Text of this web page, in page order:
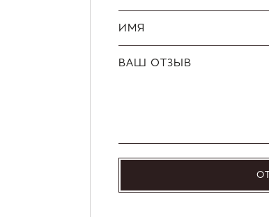
ИМЯ
ВАШ ОТЗЫВ